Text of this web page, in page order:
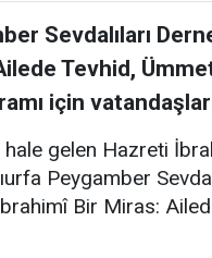
Sevdalıları
Tevhid,
için
hale gelen Hazreti
Peygamber
Bir Miras: